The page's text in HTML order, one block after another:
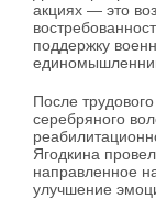
акциях — это
поддержку
После
серебряного
Ягодкина
направленное
улучшение